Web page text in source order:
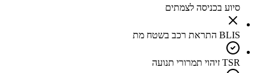
סיוע בכניסה לצמתים
BLIS התראת רכב בשטח מת
TSR זיהוי תמרורי תנועה